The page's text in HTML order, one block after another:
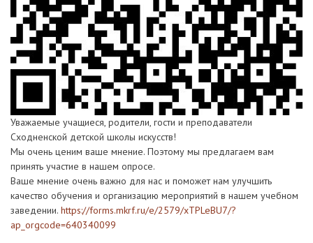
Уважаемые учащиеся, родители, гости и преподаватели
Сходненской детской школы искусств!
Мы очень ценим ваше мнение. Поэтому мы предлагаем вам
принять участие в нашем опросе.
Ваше мнение очень важно для нас и поможет нам улучшить
качество обучения и организацию мероприятий в нашем учебном
заведении. https://forms.mkrf.ru/e/2579/xTPLeBU7/?
ap_orgcode=640340099